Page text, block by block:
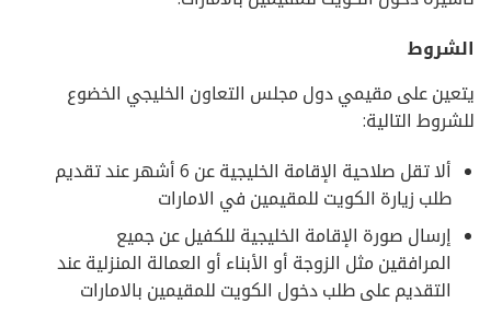
الشروط
يتعين على مقيمي دول مجلس التعاون الخليجي الخضوع
للشروط التالية:
ألا تقل صلاحية الإقامة الخليجية عن 6 أشهر عند تقديم
طلب زيارة الكويت للمقيمين في الامارات
إرسال صورة الإقامة الخليجية للكفيل عن جميع
المرافقين مثل الزوجة أو الأبناء أو العمالة المنزلية عند
التقديم على طلب دخول الكويت للمقيمين بالامارات